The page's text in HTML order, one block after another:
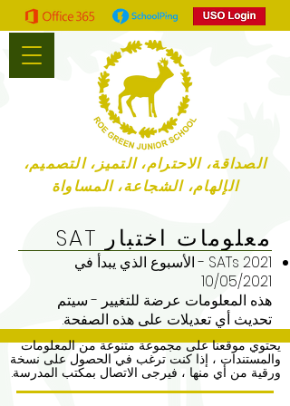
الصداقة، الاحترام، التميز، التصميم،
الإلهام، الشجاعة، المساواة
معلومات اختبار SAT
SATs 2021 - الأسبوع الذي يبدأ في
10/05/2021
هذه المعلومات عرضة للتغيير - سيتم
تحديث أي تعديلات على هذه الصفحة.
يحتوي موقعنا على مجموعة متنوعة من المعلومات
والمستندات ، إذا كنت ترغب في الحصول على نسخة
ورقية من أي منها ، فيرجى الاتصال بمكتب المدرسة.